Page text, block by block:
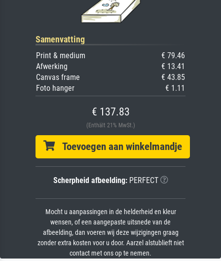
Samenvatting
Print & medium
€ 79.46
Afwerking
€ 13.41
Canvas frame
€ 43.85
Foto hanger
€ 1.11
€ 137.83
(Enthält 21% MwSt.)
Toevoegen aan winkelmandje
Scherpheid afbeelding:PERFECT
Mocht u aanpassingen in de helderheid en kleur
wensen, of een aangepaste uitsnede van de
afbeelding, dan voeren wij deze wijzigingen graag
zonder extra kosten voor u door. Aarzel alstublieft niet
contact met ons op te nemen.